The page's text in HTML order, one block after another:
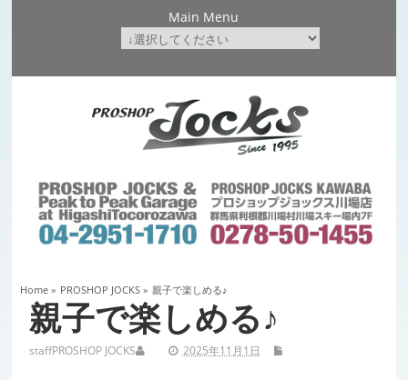
Main Menu
Home» PROSHOP JOCKS » 親子で楽しめる♪
親子で楽しめる♪
staff 2025年11月1日
PROSHOP JOCKS